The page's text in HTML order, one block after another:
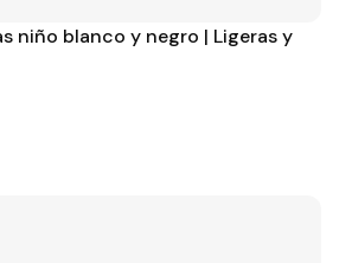
niño blanco y negro | Ligeras y